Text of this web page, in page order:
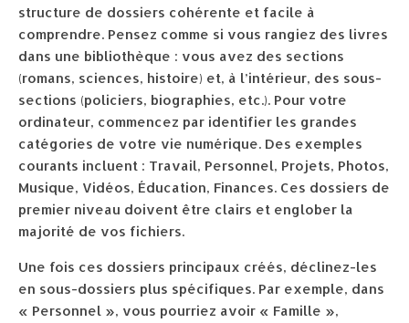
structure de dossiers cohérente et facile à
comprendre. Pensez comme si vous rangiez des livres
dans une bibliothèque : vous avez des sections
(romans, sciences, histoire) et, à l’intérieur, des sous-
sections (policiers, biographies, etc.). Pour votre
ordinateur, commencez par identifier les grandes
catégories de votre vie numérique. Des exemples
courants incluent : Travail, Personnel, Projets, Photos,
Musique, Vidéos, Éducation, Finances. Ces dossiers de
premier niveau doivent être clairs et englober la
majorité de vos fichiers.
Une fois ces dossiers principaux créés, déclinez-les
en sous-dossiers plus spécifiques. Par exemple, dans
« Personnel », vous pourriez avoir « Famille »,